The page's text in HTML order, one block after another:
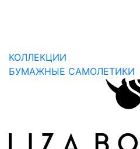
КОЛЛЕКЦИИ
БУМАЖНЫЕ САМОЛЕТИКИ